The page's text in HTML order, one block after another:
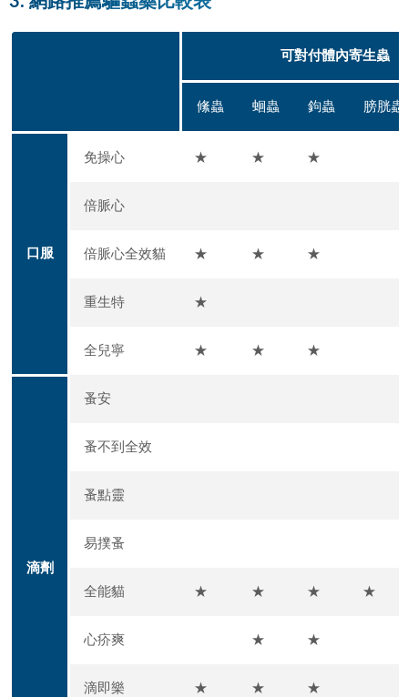
可對付體內寄生蟲
絛蟲 蛔蟲 鉤蟲 膀胱蟲
口服
免操心 ★ ★ ★
倍脈心
倍脈心全效貓 ★ ★ ★
重生特 ★
全兒寧 ★ ★ ★
滴劑
蚤安
蚤不到全效
蚤點靈
易撲蚤
全能貓 ★ ★ ★ ★
心疥爽 ★ ★
滴即樂 ★ ★ ★